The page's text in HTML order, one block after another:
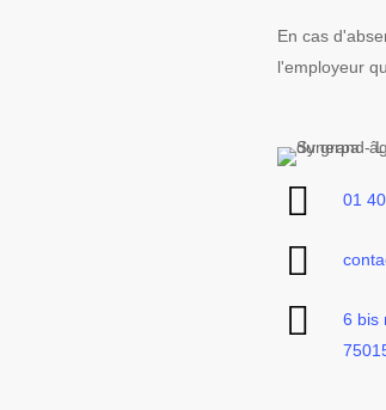
En cas
l'employeur
01
6 bis